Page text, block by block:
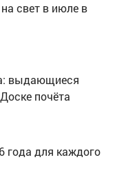
свет в июле в
выдающиеся
почёта
года для каждого